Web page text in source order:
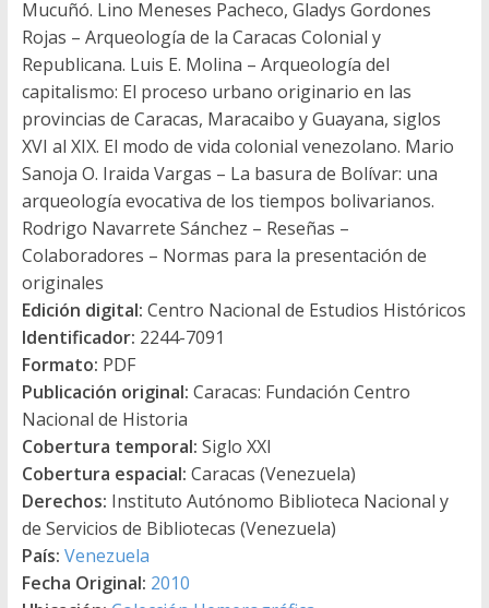
Mucuñó. Lino Meneses Pacheco, Gladys Gordones
Rojas – Arqueología de la Caracas Colonial y
Republicana. Luis E. Molina – Arqueología del
capitalismo: El proceso urbano originario en las
provincias de Caracas, Maracaibo y Guayana, siglos
XVI al XIX. El modo de vida colonial venezolano. Mario
Sanoja O. Iraida Vargas – La basura de Bolívar: una
arqueología evocativa de los tiempos bolivarianos.
Rodrigo Navarrete Sánchez – Reseñas –
Colaboradores – Normas para la presentación de
originales
Edición digital: Centro Nacional de Estudios Históricos
Identificador: 2244-7091
Formato: PDF
Publicación original: Caracas: Fundación Centro
Nacional de Historia
Cobertura temporal: Siglo XXI
Cobertura espacial: Caracas (Venezuela)
Derechos: Instituto Autónomo Biblioteca Nacional y
de Servicios de Bibliotecas (Venezuela)
País: Venezuela
Fecha Original: 2010